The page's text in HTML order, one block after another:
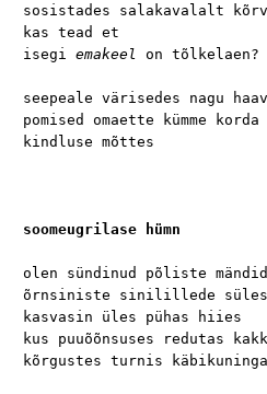
sosistades salakavalalt
kas tead et
isegi emakeel on tõlkelaen?
seepeale värisedes nagu
pomised omaette kümme
kindluse mõttes
soomeugrilase hümn
olen sündinud põliste
õrnsiniste sinilillede süles
kasvasin üles pühas hiies
kus puuõõnsuses redutas
kõrgustes turnis